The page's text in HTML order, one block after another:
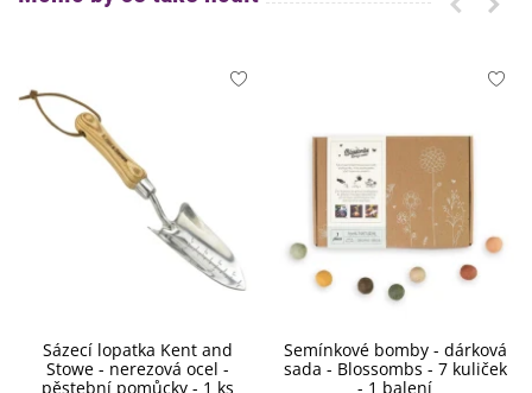
Sázecí lopatka Kent and
Stowe - nerezová ocel -
pěstební pomůcky - 1 ks
Semínkové bomby - dárková
sada - Blossombs - 7 kuliček
- 1 balení